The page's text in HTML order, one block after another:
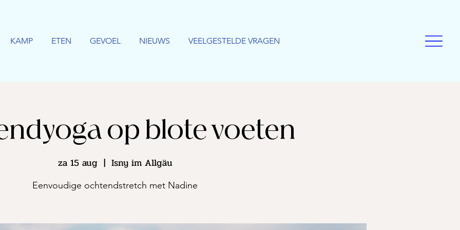
KAMP ETEN GEVOEL NIEUWS VEELGESTELDE VRAGEN
op blote voeten
za 15 aug
  |
Isny im Allgäu
Eenvoudige ochtendstretch met Nadine